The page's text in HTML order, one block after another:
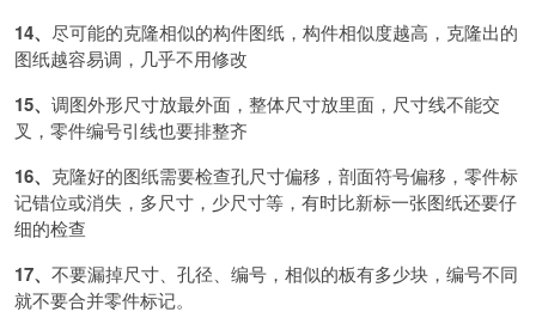
14、 尽可能的克隆相似的构件图纸，构件相似度越高，克隆出的
图纸越容易调，几乎不用修改
15、 调图外形尺寸放最外面，整体尺寸放里面，尺寸线不能交
叉，零件编号引线也要排整齐
16、 克隆好的图纸需要检查孔尺寸偏移，剖面符号偏移，零件标
记错位或消失，多尺寸，少尺寸等，有时比新标一张图纸还要仔
细的检查
17、 不要漏掉尺寸、孔径、编号，相似的板有多少块，编号不同
就不要合并零件标记。